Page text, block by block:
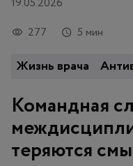
277
5 мин
Жизнь врача
Командная
теряются